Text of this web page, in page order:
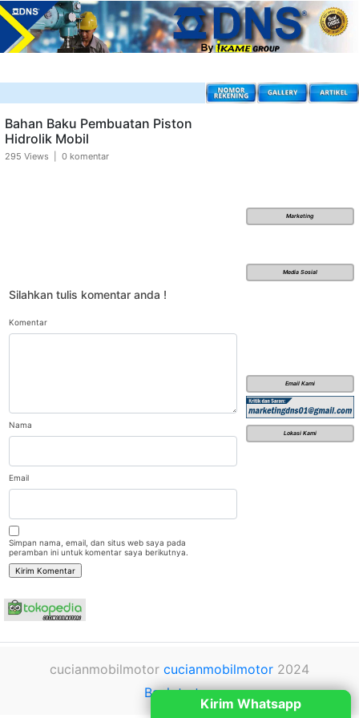
Bahan Baku Pembuatan Piston
Hidrolik Mobil
295 Views | 0 komentar
Silahkan tulis komentar anda !
Komentar
Nama
Email
Simpan nama, email, dan situs web saya pada
peramban ini untuk komentar saya berikutnya.
Marketing
Media Sosial
Email Kami
Lokasi Kami
cucianmobilmotor cucianmobilmotor 2024
Back to top